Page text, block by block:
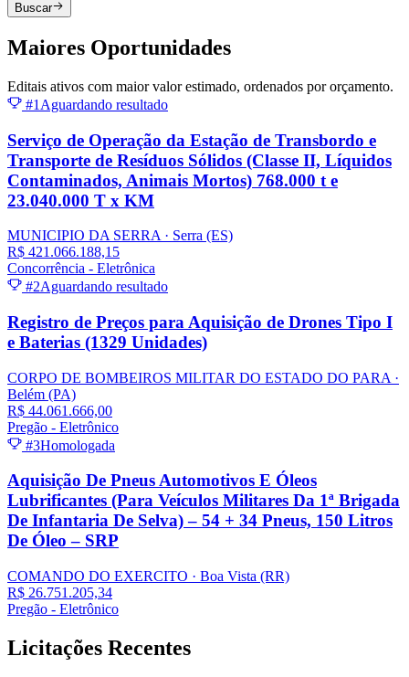
Buscar
Maiores Oportunidades
Editais ativos com maior valor estimado, ordenados por orçamento.
#1 Aguardando resultado
Serviço de Operação da Estação de Transbordo e
Transporte de Resíduos Sólidos (Classe II, Líquidos
Contaminados, Animais Mortos) 768.000 t e
23.040.000 T x KM
MUNICIPIO DA SERRA · Serra (ES)
R$ 421.066.188,15
Concorrência - Eletrônica
#2Aguardando resultado
Registro de Preços para Aquisição de Drones Tipo I
e Baterias (1329 Unidades)
CORPO DE BOMBEIROS MILITAR DO ESTADO DO PARA ·
Belém (PA)
R$ 44.061.666,00
Pregão - Eletrônico
#3Homologada
Aquisição De Pneus Automotivos E Óleos
Lubrificantes (Para Veículos Militares Da 1ª Brigada
De Infantaria De Selva) – 54 + 34 Pneus, 150 Litros
De Óleo – SRP
COMANDO DO EXERCITO · Boa Vista (RR)
R$ 26.751.205,34
Pregão - Eletrônico
Licitações Recentes